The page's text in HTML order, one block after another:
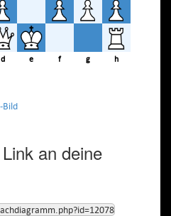
d e f g h
Bild
an deine